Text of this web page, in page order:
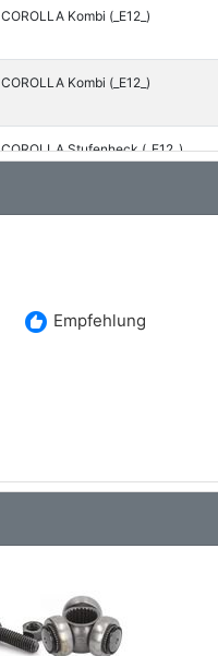
COROLLA Kombi (_E12_)
COROLLA Kombi (_E12_)
COROLLA Stufenheck (_E12_)
COROLLA Stufenheck (_E12_)
recommend Empfehlung